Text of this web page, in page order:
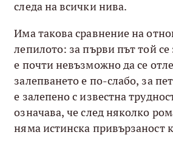
следа на всички нива.
Има такова сравнение на
лепилото: за първи път той се
е почти невъзможно да се
залепването е по-слабо, за
е залепено с известна
означава, че след няколко
няма истинска привързаност